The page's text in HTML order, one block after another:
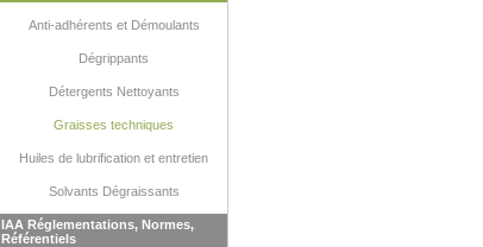
Anti-adhérents et Démoulants
Dégrippants
Détergents Nettoyants
Graisses techniques
Huiles de lubrification et entretien
Solvants Dégraissants
IAA Réglementations, Normes,
Référentiels